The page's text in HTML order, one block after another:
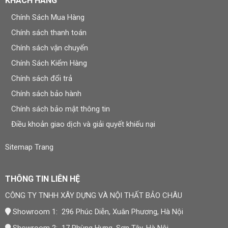
Thi công nhanh chóng
Ít bụi bẩn khi lắp đặt
Độ bền cao
Dễ dàng vệ sinh
“Các vật liệu ốp tường hiện đại đang dần
thay thế sơn truyền thống nhờ khả năng
chống ẩm và tuổi thọ cao hơn.” — Hiệp
Ngoài ra, nếu bạn muốn tham khảo thêm các vật liệu hoàn
thiện nội thất khác như sàn nhựa hoặc sàn gỗ, bạn có thể
xem thêm tại đâysàn nhựa giả gỗ
Chính Sách Mua Hàng
Chính sách thanh toán
Chính sách vận chuyển
Chính Sách Kiểm Hàng
Chính sách đổi trả
Chính sách bảo hành
Chính sách bảo mật thông tin
Điều khoản giao dịch và giải quyết khiếu nại
Sitemap Trang
THÔNG TIN LIÊN HỆ
CÔNG TY TNHH XÂY DỰNG VÀ NỘI THẤT BẢO CHÂU
Showroom 1: 296 Phúc Diễn, Xuân Phương, Hà Nội